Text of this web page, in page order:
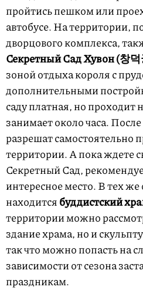
пройтись пешком или
автобусе. На территории,
дворцового комплекса,
Секретный Сад Хувон (창덕
зоной отдыха короля с
дополнительными
саду платная, но проходит
занимает около часа.
разрешат самостоятельно
территории. А пока ждете
Секретный Сад,
интересное место. В тех же
находитсябуддистский
территории можно
здание храма, но и
так что можно попасть на
зависимости от сезона
праздникам.